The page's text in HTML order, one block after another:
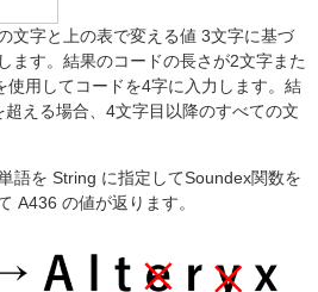
文字と上の表で変える値 3文字に基づ
ます。 結果のコードの長さが2文字また
用してコードを4字に入力します。 結
える場合、4文字目以降のすべての文
語を String に指定してSoundex関数を
A436 の値が返ります。